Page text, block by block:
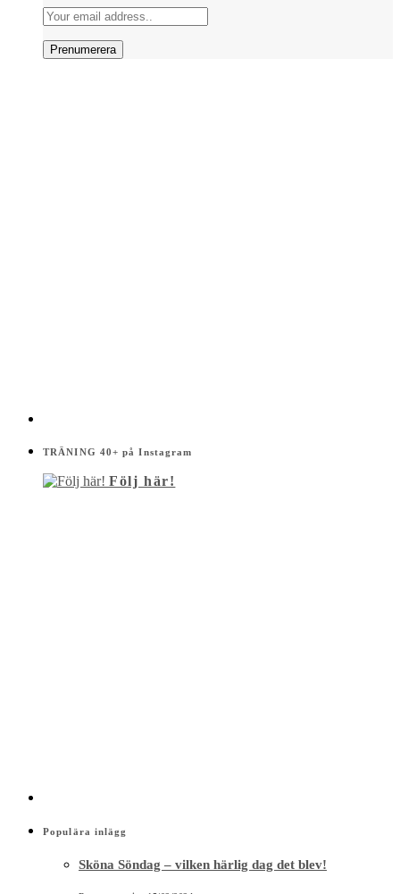
TRÄNING 40+ på Instagram
Följ här!
Populära inlägg
Sköna Söndag – vilken härlig dag det blev!